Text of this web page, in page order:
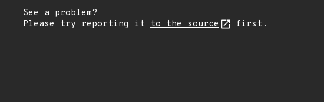
See a problem?
Please try reporting it to the source first.